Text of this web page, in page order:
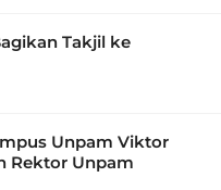
Takjil ke
Unpam Viktor
Rektor Unpam